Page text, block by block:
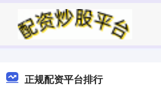
正规配资平台排行